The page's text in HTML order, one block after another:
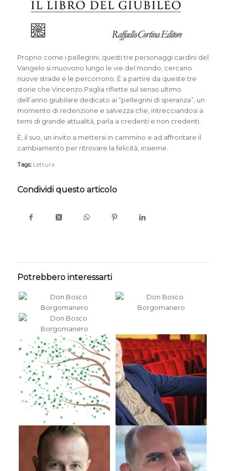
Proprio come i pellegrini, questi tre personaggi cardini del
Vangelo si muovono lungo le vie del mondo, cercano
nuove strade e le percorrono. È a partire da queste tre
storie che Vincenzo Paglia riflette sul senso ultimo
dell’anno giubilare dedicato ai “pellegrini di speranza”, un
momento di redenzione e salvezza che, intrecciandosi a
temi di grande attualità, parla a credenti e non credenti.
È, il suo, un invito a mettersi in cammino e ad affrontare il
cambiamento per ritrovare la felicità, insieme.
Tags: Lettura
Condividi questo articolo
Potrebbero interessarti